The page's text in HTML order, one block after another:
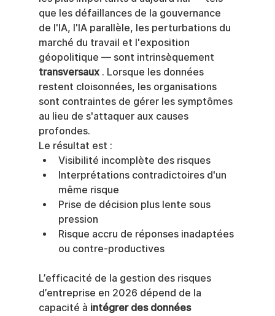
que les défaillances de la gouvernance
de l'IA, l'IA parallèle, les perturbations du
marché du travail et l'exposition
géopolitique — sont intrinsèquement
transversaux . Lorsque les données
restent cloisonnées, les organisations
sont contraintes de gérer les symptômes
au lieu de s'attaquer aux causes
profondes.
Le résultat est :
Visibilité incomplète des risques
Interprétations contradictoires d'un
même risque
Prise de décision plus lente sous
pression
Risque accru de réponses inadaptées
ou contre-productives
L’efficacité de la gestion des risques
d’entreprise en 2026 dépend de la
capacité à intégrer des données